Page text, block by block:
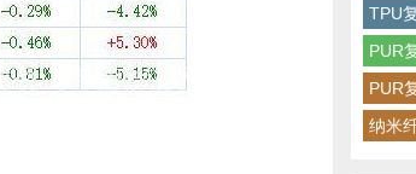
TPU
PUR
PUR
纳米